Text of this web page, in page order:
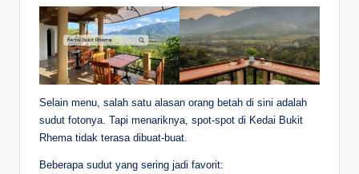
Selain menu, salah satu alasan orang betah di sini adalah
sudut fotonya. Tapi menariknya, spot-spot di Kedai Bukit
Rhema tidak terasa dibuat-buat.
Beberapa sudut yang sering jadi favorit: